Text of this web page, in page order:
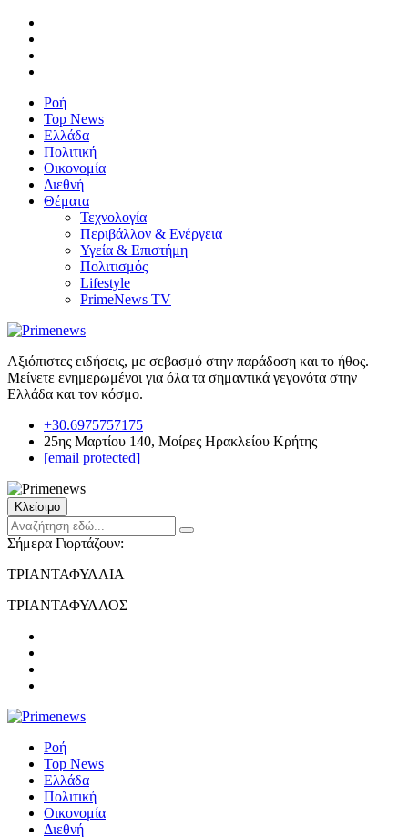
Ροή
Top News
Ελλάδα
Πολιτική
Οικονομία
Διεθνή
Θέματα
Τεχνολογία
Περιβάλλον & Ενέργεια
Υγεία & Επιστήμη
Πολιτισμός
Lifestyle
PrimeNews TV
Αξιόπιστες ειδήσεις, με σεβασμό στην παράδοση και το ήθος.
Μείνετε ενημερωμένοι για όλα τα σημαντικά γεγονότα στην
Ελλάδα και τον κόσμο.
+30.6975757175
25ης Μαρτίου 140, Μοίρες Ηρακλείου Κρήτης
[email protected]
Κλείσιμο
Σήμερα Γιορτάζουν:
ΤΡΙΑΝΤΑΦΥΛΛΙΑ
ΤΡΙΑΝΤΑΦΥΛΛΟΣ
Ροή
Top News
Ελλάδα
Πολιτική
Οικονομία
Διεθνή